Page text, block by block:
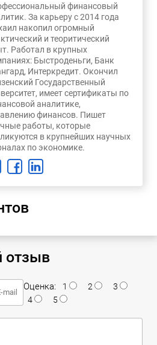
финансовый
За карьеру с 2014 года
накопил огромный
и теоритический
Работал в крупных
Быстроденьги, Банк
Интеркредит. Окончил
Государственный
имеет сертификаты по
аналитике,
финансов. Пишет
работы, которые
в крупнейших научных
по экономике.
отзыв
Оценка: 1 2
3
4
5